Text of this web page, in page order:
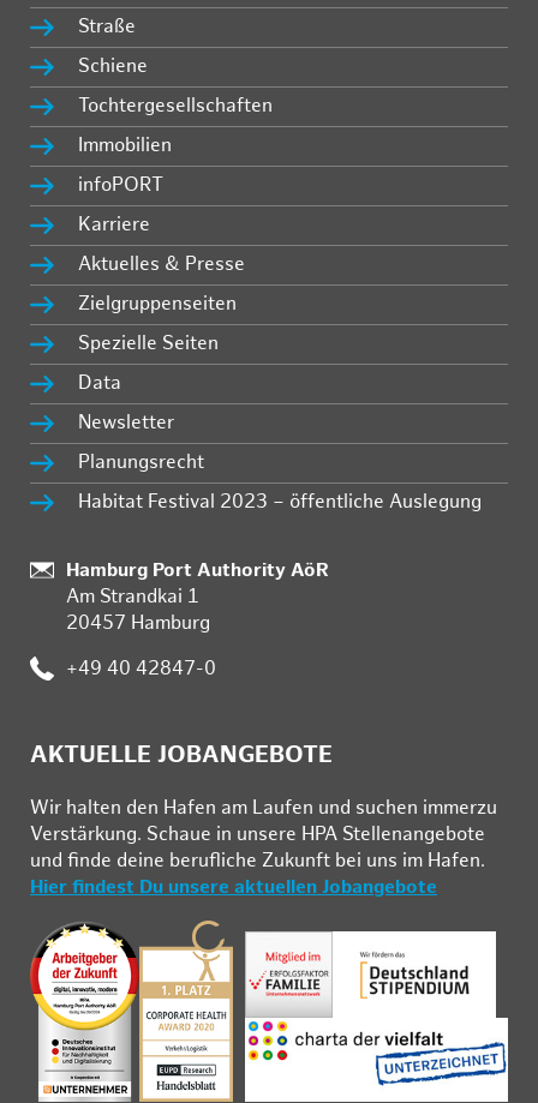
Straße
Schiene
Tochtergesellschaften
Immobilien
infoPORT
Karriere
Aktuelles & Presse
Zielgruppenseiten
Spezielle Seiten
Data
Newsletter
Planungsrecht
Habitat Festival 2023 – öffentliche Auslegung
:
Hamburg Port Authority AöR
Am Strandkai 1
20457 Hamburg
: +49 40 42847-0
AKTUELLE JOBANGEBOTE
Wir hal­ten den Ha­fen am Lau­fen und su­chen im­mer­zu
Ver­stär­kung. Schau­e in un­se­re HPA Stel­len­an­ge­bo­te
und fin­de deine be­ruf­li­che Zu­kunft bei uns im Ha­fen.
Hier findest Du unsere aktuellen Jobangebote